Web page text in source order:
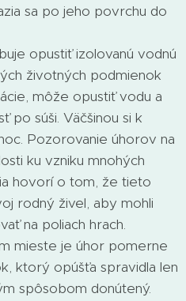
sa po jeho povrchu do
opustiť izolovanú vodnú
životných podmienok
môže opustiť vodu a
po súši. Väčšinou si k
Pozorovanie úhorov na
ku vzniku mnohých
hovorí o tom, že tieto
rodný živel, aby mohli
na poliach hrach.
mieste je úhor pomerne
ktorý opúšťa spravidla len
spôsobom donútený.